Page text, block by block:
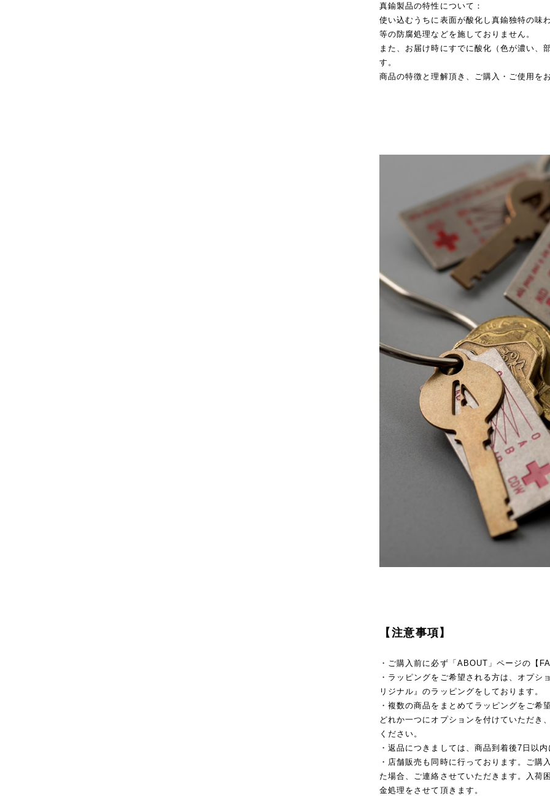
真鍮製品の特性について：
使い込むうちに表面が酸化し真鍮独特の味
等の防腐処理などを施しておりません。
また、お届け時にすでに酸化（色が濃い、
す。
商品の特徴と理解頂き、ご購入・ご使用を
【注意事項】
・ご購入前に必ず「ABOUT」ページの【
・ラッピングをご希望される方は、オプ
リジナル』のラッピングをしております。
・複数の商品をまとめてラッピングをご希
どれか一つにオプションを付けていただき
ください。
・返品につきましては、商品到着後7日以
・店舗販売も同時に行っております。ご購
た場合、ご連絡させていただきます。入荷
金処理をさせて頂きます。